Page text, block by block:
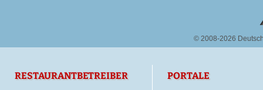
© 2008-2026
RESTAURANTBETREIBER PORTALE